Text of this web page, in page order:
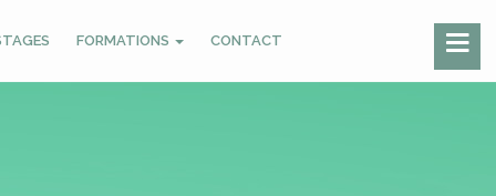
FORMATIONS CONTACT